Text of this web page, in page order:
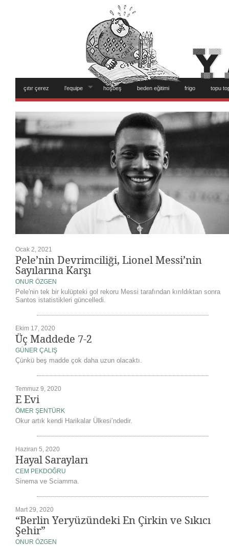
çıtır çerez l’equipe hoşbeş beden eğitimi frigo topu
Ocak 2, 2021
Pele’nin Devrimciliği, Lionel Messi’nin
Sayılarına Karşı
ONUR ÖZGEN
Pele'nin tek bir kulüpteki gol rekoru Messi tarafından kırıldıktan sonra
Santos istatistikleri güncelledi.
Ekim 17, 2020
Üç Maddede 7-2
GÜNER ÇALIŞ
Çünkü beş madde çok daha uzun olacaktı.
Temmuz 9, 2020
E Evi
ÖMER ŞENTÜRK
Okur artık kendi Harikalar Ülkesi’ndedir.
Haziran 5, 2020
Hayal Sarayları
CEM PEKDOĞRU
Sinema ve Sciamma.
Mart 29, 2020
“Berlin Yeryüzündeki En Çirkin ve Sıkıcı
Şehir”
ONUR ÖZGEN